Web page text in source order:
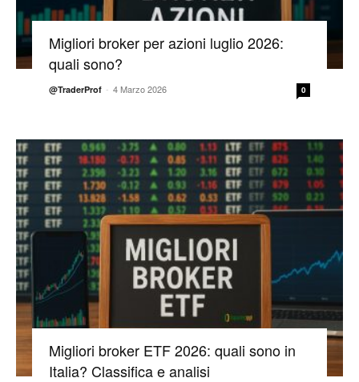
Migliori broker per azioni luglio 2026:
quali sono?
@TraderProf - 4 Marzo 2026 0
Migliori broker ETF 2026: quali sono in
Italia? Classifica e analisi